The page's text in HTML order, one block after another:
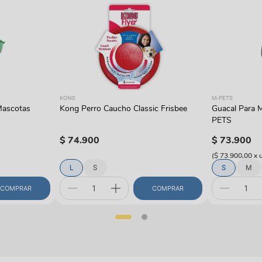
COMPRAR
KONG
Kong Perro Caucho Classic Frisbee
$74.900
L S
COMPRAR
M-PETS
Guacal Para
PETS
$73.900
($ 73.900,00x
S M